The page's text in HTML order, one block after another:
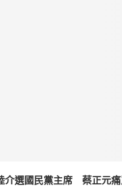
介選國民黨主席 蔡正元